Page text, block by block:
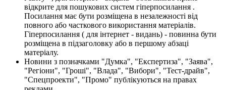
відкрите для пошукових систем гіперпосилання .
Посилання має бути розміщена в незалежності від
повного або часткового використання матеріалів.
Гіперпосилання ( для інтернет - видань) - повинна бути
розміщена в підзаголовку або в першому абзаці
матеріалу.
Новини з позначками "Думка", "Експертиза", "Заява",
"Регіони", "Гроші", "Влада", "Вибори", "Тест-драйв",
"Спецпроекти", "Промо" публікуються на правах